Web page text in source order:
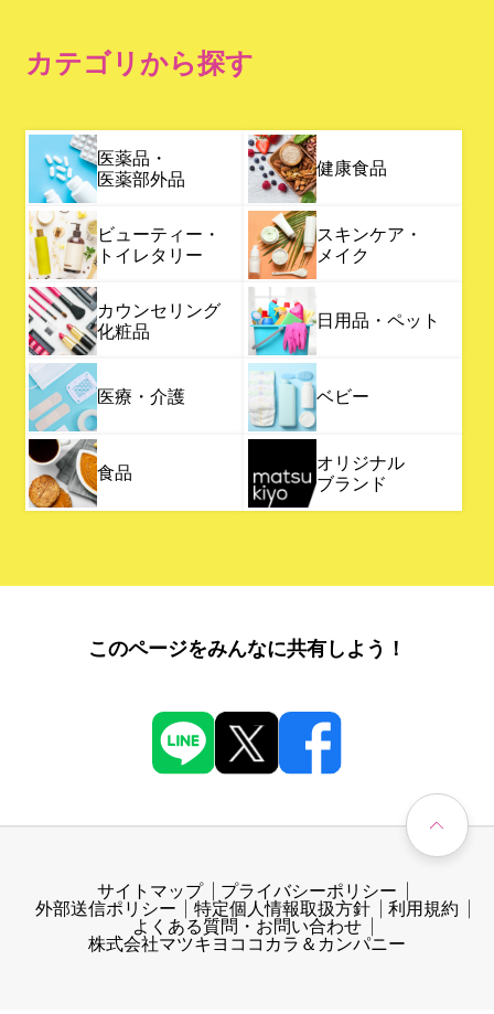
カテゴリから探す
医薬品・
医薬部外品
健康食品
ビューティー・
トイレタリー
スキンケア・
メイク
カウンセリング
化粧品
日用品・ペット
医療・介護 ベビー
食品
オリジナル
ブランド
このページをみんなに共有しよう！
サイトマップ
プライバシーポリシー
外部送信ポリシー
特定個人情報取扱方針
利用規約
よくある質問・お問い合わせ
株式会社マツキヨココカラ＆カンパニー